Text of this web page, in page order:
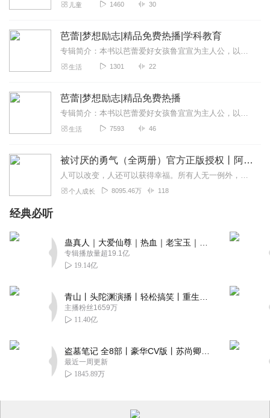
儿童 1460 30
芭蕾|梦想励志|精品免费热播|学科教育
专辑简介：本书以芭蕾爱好女孩鲁宜宣为主人公，以其生活遭遇为背景，真实讲述了导致其彻底痴迷芭蕾的不幸遭遇，并历经重重困难，最终圆梦芭蕾的故事。遭遇或许“堂皇”，可...
生活 1301 22
芭蕾|梦想励志|精品免费热播
专辑简介：本书以芭蕾爱好女孩鲁宜宣为主人公，以其生活遭遇为背景，真实讲述了导致其彻底痴迷芭蕾的不幸遭遇，并历经重重困难，最终圆梦芭蕾的故事。遭遇或许“堂皇”，可...
生活 7593 46
被讨厌的勇气（全两册）官方正版授权丨阿德勒心理学畅销经典｜幸福的勇气
人可以改变，人还可以获得幸福。所有人无一例外，都能如此。——阿德勒心理学一名深陷自卑、无能与不幸福的青年，听到了一名哲人主张的“世界无比单纯，人人都能幸福”便来...
个人成长 8095.46万 118
经典必听
专辑播放量超19.1亿
19.14亿
主播粉丝1659万
11.40亿
最近一周更新
1845.89万